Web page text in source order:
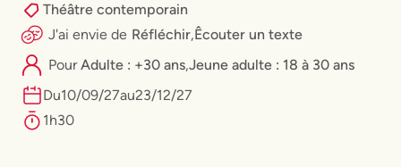
Théâtre contemporain
J'ai envie de Réfléchir,Êcouter un texte
PourAdulte : +30 ans,⁠Jeune adulte : 18 à 30 ans
Du10/09/27au23/12/27
1h30